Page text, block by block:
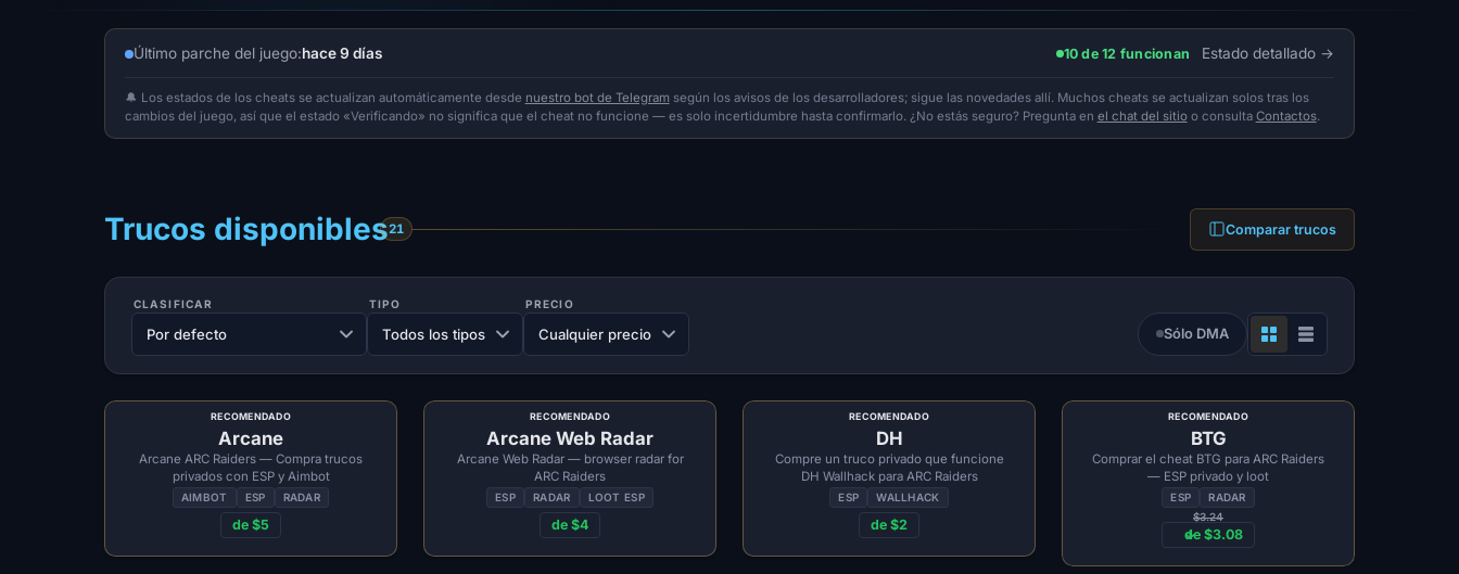
Último parche del juego:hace 9 días 10 de 12 funcionan Estado detallado
🔔 Los estados de los cheats se actualizan automáticamente desde nuestro bot de Telegram según los avisos de los desarrolladores; sigue las novedades allí. Muchos cheats se actualizan solos tras los
cambios del juego, así que el estado «Verificando» no significa que el cheat no funcione — es solo incertidumbre hasta confirmarlo. ¿No estás seguro? Pregunta en el chat del sitioo consulta Contactos.
Trucos disponibles21 Comparar trucos
CLASIFICAR TIPO PRECIO
Sólo DMA
RECOMENDADO
Arcane
Arcane ARC Raiders — Compra trucos
privados con ESP y Aimbot
AIMBOT ESP RADAR
de $5
RECOMENDADO
Arcane Web Radar
Arcane Web Radar — browser radar for
ARC Raiders
ESP RADAR LOOT ESP
de $4
RECOMENDADO
DH
Compre un truco privado que funcione
DH Wallhack para ARC Raiders
ESP WALLHACK
de $2
RECOMENDADO
BTG
Comprar el cheat BTG para ARC Raiders
— ESP privado y loot
ESP
RADAR
$3.24
de $3.08